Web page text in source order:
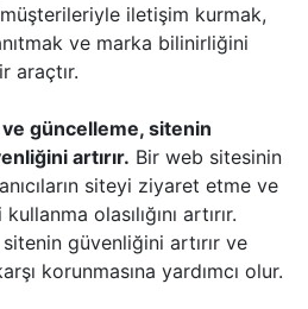
iletişim kurmak,
ve marka bilinirliğini
araçtır.
ve güncelleme, sitenin
artırır. Bir web sitesinin
siteyi ziyaret etme ve
olasılığını artırır.
güvenliğini artırır ve
korunmasına yardımcı olur.